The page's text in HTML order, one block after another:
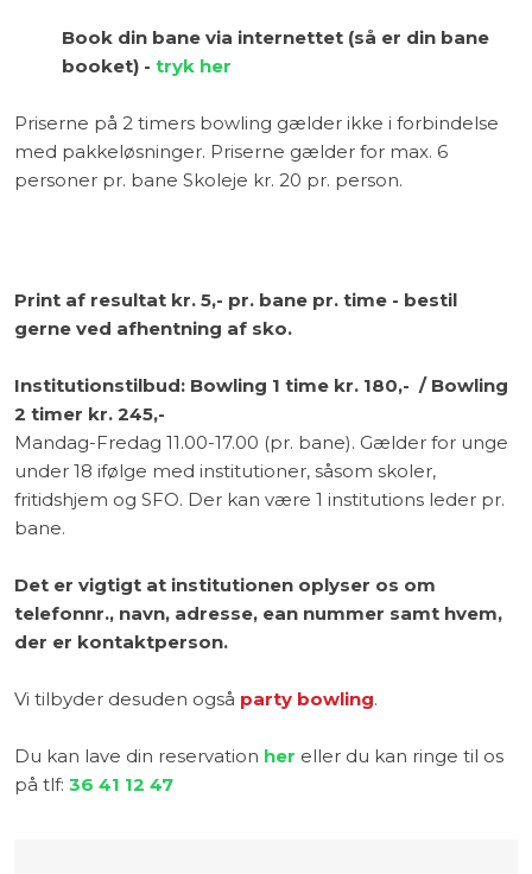
Book din bane via internettet (så er din bane
booket) - tryk her
Priserne på 2 timers bowling gælder ikke i forbindelse
med pakkeløsninger. Priserne gælder for max. 6
personer pr. bane Skoleje kr. 20 pr. person.
Print af resultat kr. 5,- pr. bane pr. time - bestil
gerne ved afhentning af sko.
Institutionstilbud: Bowling 1 time kr. 180,- / Bowling
2 timer kr. 245,-
Mandag-Fredag 11.00-17.00 (pr. bane). Gælder for unge
under 18 ifølge med institutioner, såsom skoler,
fritidshjem og SFO. Der kan være 1 institutions leder pr.
bane.
Det er vigtigt at institutionen oplyser os om
telefonnr., navn, adresse, ean nummer samt hvem,
der er kontaktperson.
​Vi tilbyder desuden også party bowling.
Du kan lave din reservation her eller du kan ringe til os
på tlf: 36 41 12 47